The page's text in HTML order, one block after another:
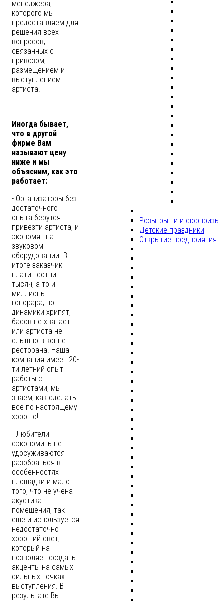
Розыгрыши и сюрпризы
Детские праздники
Открытие предприятия
менеджера,
которого мы
предоставляем для
решения всех
вопросов,
связанных с
привозом,
размещением и
выступлением
артиста.
Иногда бывает,
что в другой
фирме Вам
называют цену
ниже и мы
объясним, как это
работает:
- Организаторы без
достаточного
опыта берутся
привезти артиста, и
экономят на
звуковом
оборудовании. В
итоге заказчик
платит сотни
тысяч, а то и
миллионы
гонорара, но
динамики хрипят,
басов не хватает
или артиста не
слышно в конце
ресторана. Наша
компания имеет 20-
ти летний опыт
работы с
артистами, мы
знаем, как сделать
все по-настоящему
хорошо!
- Любители
сэкономить не
удосуживаются
разобраться в
особенностях
площадки и мало
того, что не учена
акустика
помещения, так
еще и используется
недостаточно
хороший свет,
который на
позволяет создать
акценты на самых
сильных точках
выступления. В
результате Вы